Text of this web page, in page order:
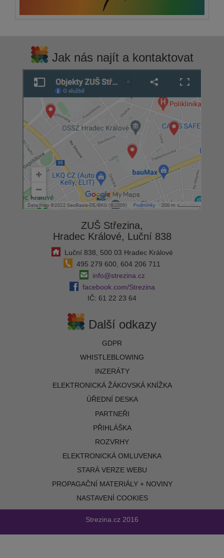
Jak nás najít a kontaktovat
ZUŠ Střezina,
Hradec Králové, Luční 838
Luční 838, 500 03 Hradec Králové
495 279 600, 604 206 711
info@strezina.cz
facebook.com/Strezina
IČ: 61 22 23 64
Další odkazy
GDPR
WHISTLEBLOWING
INZERÁTY
ELEKTRONICKÁ ŽÁKOVSKÁ KNÍŽKA
ÚŘEDNÍ DESKA
PARTNEŘI
PŘIHLÁŠKA
ROZVRHY
ELEKTRONICKÁ OMLUVENKA
STARÁ VERZE WEBU
PROPAGAČNÍ MATERIÁLY + NOVINY
NASTAVENÍ COOKIES
Strezina.cz 2016